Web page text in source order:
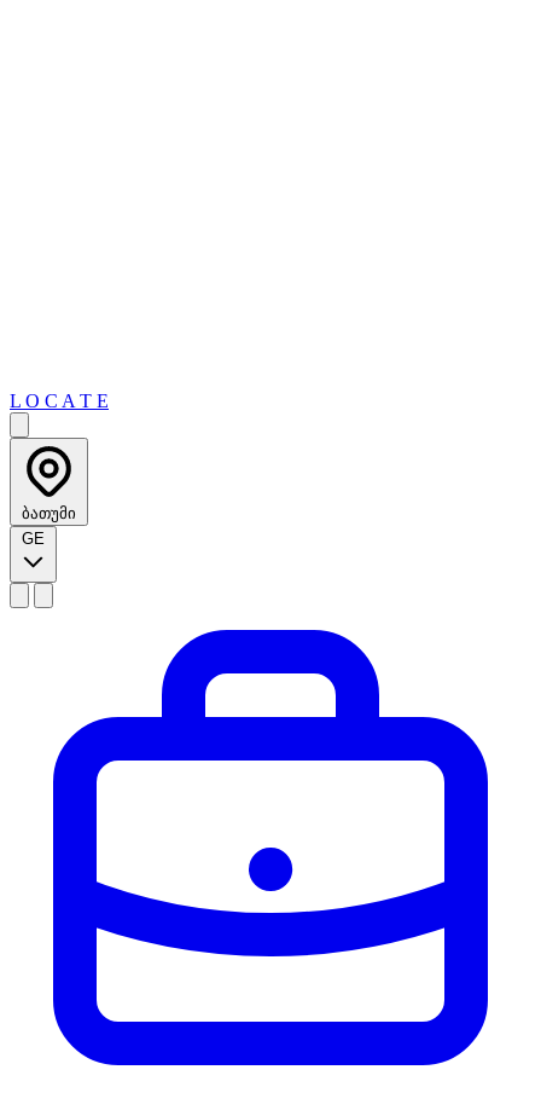
L O C A T E
ბათუმი
GE